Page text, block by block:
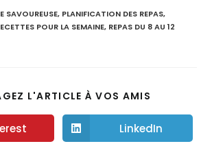
SAVOUREUSE, PLANIFICATION DES REPAS,
POUR LA SEMAINE, REPAS DU 8 AU 12
L'ARTICLE À VOS AMIS
LinkedIn